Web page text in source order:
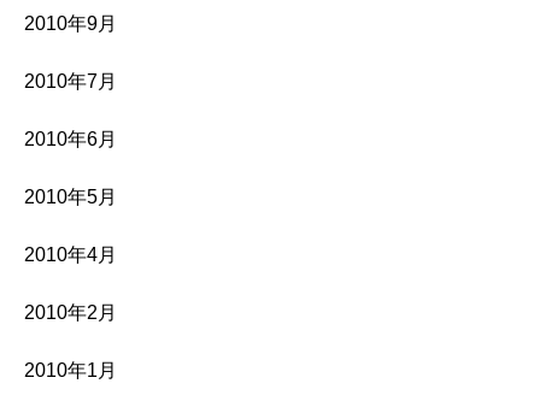
2010年9月
2010年7月
2010年6月
2010年5月
2010年4月
2010年2月
2010年1月